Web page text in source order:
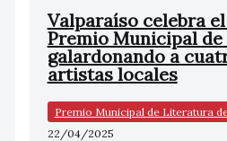
Valparaíso celebra
Premio Municipal
galardonando a
artistas locales
Premio Municipal de Literatura
22/04/2025